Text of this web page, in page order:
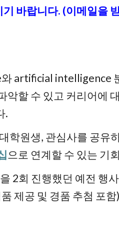
바랍니다. (이메일을
artificial intelligence
할 수 있고 커리어에
.
학원생, 관심사를 공유
으로 연계할 수 있는 기
2회 진행했던 예전 행
제공 및 경품 추첨 포함